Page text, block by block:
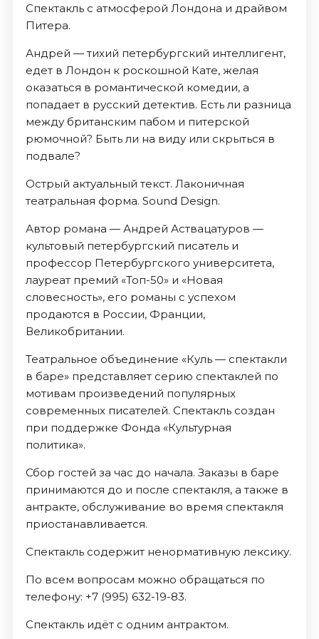
Спектакль с атмосферой Лондона и драйвом
Питера.
Андрей — тихий петербургский интеллигент,
едет в Лондон к роскошной Кате, желая
оказаться в романтической комедии, а
попадает в русский детектив. Есть ли разница
между британским пабом и питерской
рюмочной? Быть ли на виду или скрыться в
подвале?
Острый актуальный текст. Лаконичная
театральная форма. Sound Design.
Автор романа — Андрей Аствацатуров —
культовый петербургский писатель и
профессор Петербургского университета,
лауреат премий «Топ-50» и «Новая
словесность», его романы с успехом
продаются в России, Франции,
Великобритании.
Театральное объединение «Куль — спектакли
в баре» представляет серию спектаклей по
мотивам произведений популярных
современных писателей. Спектакль создан
при поддержке Фонда «Культурная
политика».
Сбор гостей за час до начала. Заказы в баре
принимаются до и после спектакля, а также в
антракте, обслуживание во время спектакля
приостанавливается.
Спектакль содержит ненормативную лексику.
По всем вопросам можно обращаться по
телефону: +7 (995) 632-19-83.
Спектакль идёт с одним антрактом.